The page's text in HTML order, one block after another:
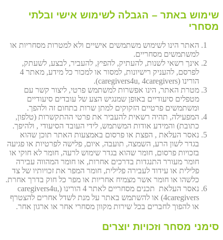
שימוש באתר – הגבלה לשימוש אישי ובלתי
מסחרי
האתר הינו לשימוש משתמשים אישיים ולא למטרות מסחריות או
למשתמשים מסחריים.
אינך רשאי לשנות, להעתיק, להפיץ, להעביר, לבצע, לשעתק,
לפרסם, להעניק רישיונות, למסור או למכור כל מידע, מאתר 4
הורינו (caregivers4u, 4caregivers).
מטרת האתר, הינו אפשרות למשתמש פרטי, ליצור קשר עם
מטפלים סיעודיים באופן שמנגיש הצע של עובדים סיעודיים
ומשתמשים פרטיים הזקוקים למתן שרות בתחום זה ולהפך.
המפעילה, תהיה רשאית להעביר את פרטי ההתקשרות (טלפון,
כתובת) והמידע אודות המשתמש, לידי העובד הסיעודי , ולהיפך.
נאסר העלאת , הפצת או פרסום באמצעות האתר תוכן שהוא
בגדר לשון הרע, השמצה, תועבה, איום, פלישה לפרטיות או פגיעה
בזכויות פרסום, חומר שהוא בגדר שימוש לרעה, חומר לא חוקי או
חומר מעורר התנגדות בדרכים אחרות, או חומר המהווה עבירה
פלילית או עידוד לעבירה פלילית, חומר המפר את זכויותיו של צד
כלשהו או חומר אשר מצמיח אחריות או מפר כל חוק בדרך אחרת.
נאסר העלאת תכנים מסחריים לאתר 4 הורינו (caregivers4u,
4caregivers) או להשתמש באתר על מנת לשדל אחרים להצטרף
או להפוך לחברים בכל שירות מקוון מסחרי אחר או ארגון אחר.
סימני מסחר וזכויות יוצרים